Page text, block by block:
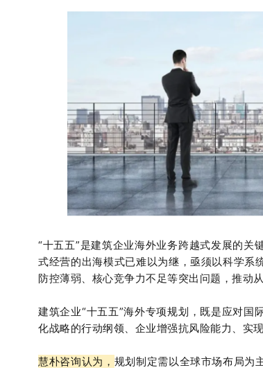
“十五五”是建筑企业海外业务跨越式发展的
式经营的出海模式已难以为继，亟须以科学系
防控薄弱、核心竞争力不足等突出问题，推动
建筑企业“十五五”海外专项规划，既是应对国
化战略的行动纲领、企业增强抗风险能力、实
慧朴咨询认为， 规划制定需以全球市场布局为